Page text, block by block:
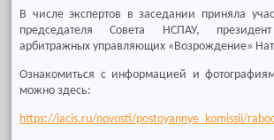
В числе экспертов в заседании приняла
председателя Совета НСПАУ,
арбитражных управляющих «Возрождение»
Ознакомиться с информацией и
можно здесь:
https://iacis.ru/novosti/postoyannye_komissii/